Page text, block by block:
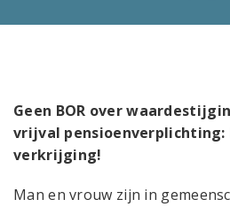
Geen BOR over
vrijval
verkrijging!
Man en vrouw zijn in